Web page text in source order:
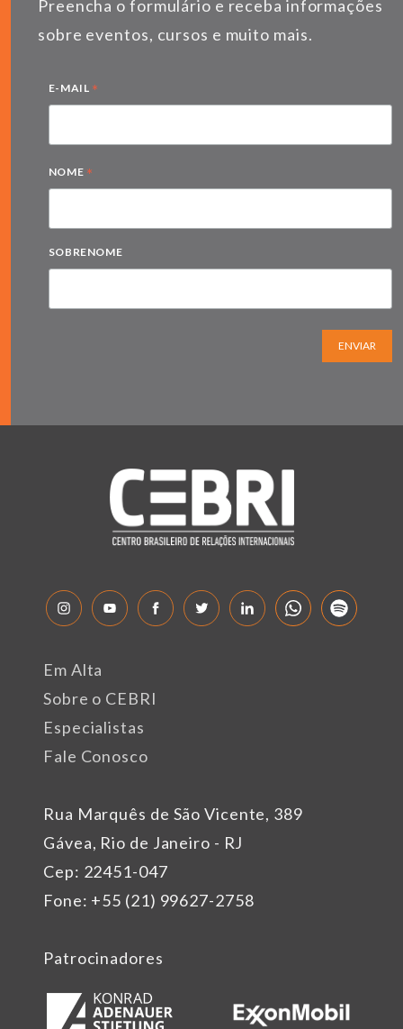
Preencha o formulário e receba informações
sobre eventos, cursos e muito mais.
E-MAIL *
NOME *
SOBRENOME
ENVIAR
Rua Marquês de São Vicente, 389
Gávea, Rio de Janeiro - RJ
Cep: 22451-047
Fone: +55 (21) 99627-2758
Em Alta
Sobre o CEBRI
Especialistas
Fale Conosco
Patrocinadores